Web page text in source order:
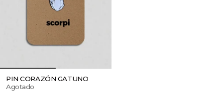
PIN CORAZÓN GATUNO
Agotado